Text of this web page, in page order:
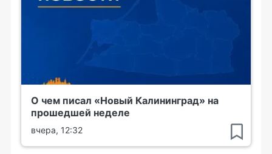
О чем писал «Новый Калининград» на
прошедшей неделе
вчера, 12:32